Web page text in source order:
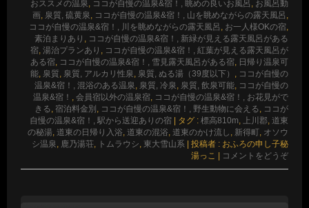
おススメの温泉, ココが自慢の温泉&宿！, 眺めの良いお風呂 , お風呂動
画, 泉質, 硫黄泉, ココが自慢の温泉&宿！, 山を眺めながらの露天風呂 ,
ココが自慢の温泉&宿！, 川を眺めながらの露天風呂 , お一人様OKの宿,
素泊まりあり , ココが自慢の温泉&宿！, 新緑が見える露天風呂がある
宿, 湯治プランあり , ココが自慢の温泉&宿！, 紅葉が見える露天風呂が
ある宿, ココが自慢の温泉&宿！, 雪見露天風呂がある宿, 日帰り温泉可
能, 泉質, 泉質, アルカリ性泉, 泉質, ぬる湯（39度以下） , ココが自慢の
温泉&宿！, 混浴のある温泉, 泉質, 冷泉, 泉質, 飲泉可能, ココが自慢の
温泉&宿！ , 会員宿以外の温泉宿, ココが自慢の温泉&宿！, お花見がで
きる, 宿泊料金別 , ココが自慢の温泉&宿！, 野生動物に会える, ココが
自慢の温泉&宿！, 駅から送迎ありの宿
タグ : 標高810m, 上川郡, 道東
の秘湯, 道東の日帰り入浴, 道東の混浴, 道東のかけ流し , 新得町, オソウ
シ温泉, 鹿乃湯荘, トムラウシ, 東大雪山系
投稿者 : おふろの申し子秘
湯っこ
コメントをどうぞ